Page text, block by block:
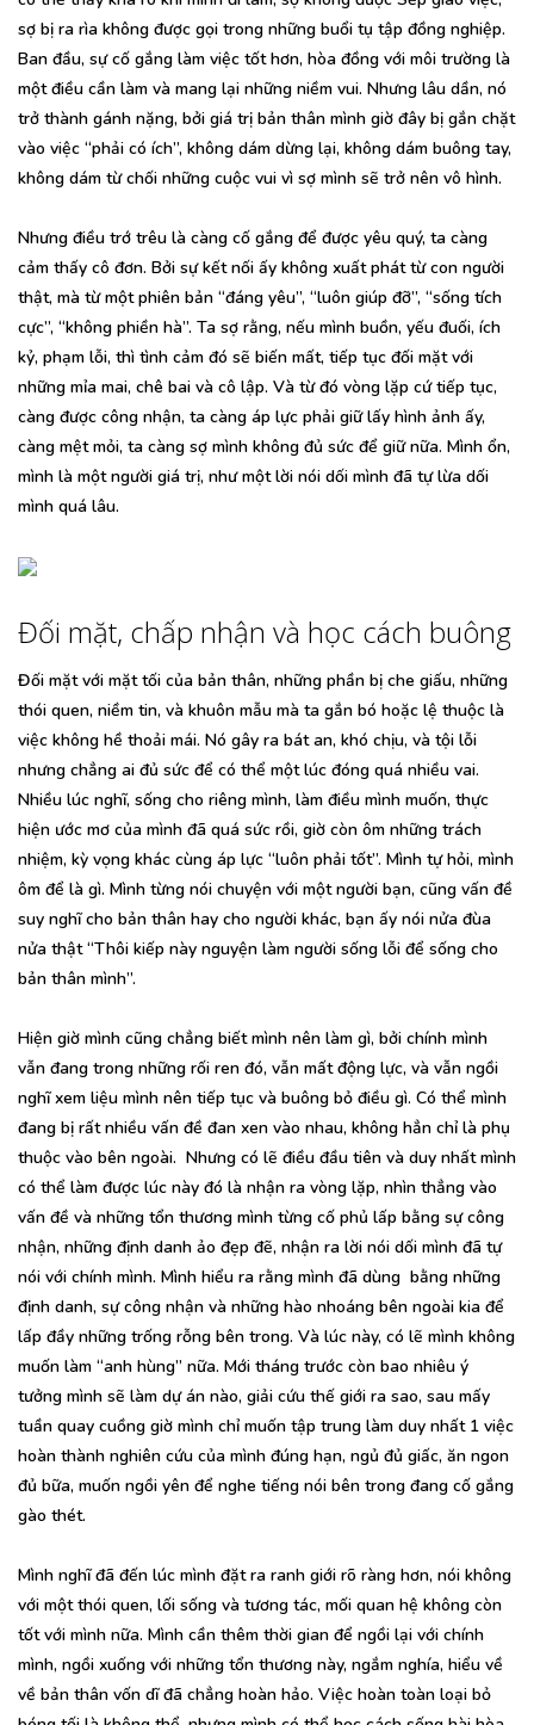
sợ bị ra rìa không được gọi trong những buổi tụ tập đồng nghiệp.
Ban đầu, sự cố gắng làm việc tốt hơn, hòa đồng với môi trường là
một điều cần làm và mang lại những niềm vui. Nhưng lâu dần, nó
trở thành gánh nặng, bởi giá trị bản thân mình giờ đây bị gắn chặt
vào việc “phải có ích”, không dám dừng lại, không dám buông tay,
không dám từ chối những cuộc vui vì sợ mình sẽ trở nên vô hình.
Nhưng điều trớ trêu là càng cố gắng để được yêu quý, ta càng
cảm thấy cô đơn. Bởi sự kết nối ấy không xuất phát từ con người
thật, mà từ một phiên bản “đáng yêu”, “luôn giúp đỡ”, “sống tích
cực”, “không phiền hà”. Ta sợ rằng, nếu mình buồn, yếu đuối, ích
kỷ, phạm lỗi, thì tình cảm đó sẽ biến mất, tiếp tục đối mặt với
những mỉa mai, chê bai và cô lập. Và từ đó vòng lặp cứ tiếp tục,
càng được công nhận, ta càng áp lực phải giữ lấy hình ảnh ấy,
càng mệt mỏi, ta càng sợ mình không đủ sức để giữ nữa. Mình ổn,
mình là một người giá trị, như một lời nói dối mình đã tự lừa dối
mình quá lâu.
Đối mặt, chấp nhận và học cách buông
Đối mặt với mặt tối của bản thân, những phần bị che giấu, những
thói quen, niềm tin, và khuôn mẫu mà ta gắn bó hoặc lệ thuộc là
việc không hề thoải mái. Nó gây ra bát an, khó chịu, và tội lỗi
nhưng chẳng ai đủ sức để có thể một lúc đóng quá nhiều vai.
Nhiều lúc nghĩ, sống cho riêng mình, làm điều mình muốn, thực
hiện ước mơ của mình đã quá sức rồi, giờ còn ôm những trách
nhiệm, kỳ vọng khác cùng áp lực “luôn phải tốt”. Mình tự hỏi, mình
ôm để là gì. Mình từng nói chuyện với một người bạn, cũng vấn đề
suy nghĩ cho bản thân hay cho người khác, bạn ấy nói nửa đùa
nửa thật “Thôi kiếp này nguyện làm người sống lỗi để sống cho
bản thân mình”.
Hiện giờ mình cũng chẳng biết mình nên làm gì, bởi chính mình
vẫn đang trong những rối ren đó, vẫn mất động lực, và vẫn ngồi
nghĩ xem liệu mình nên tiếp tục và buông bỏ điều gì. Có thể mình
đang bị rất nhiều vấn đề đan xen vào nhau, không hẳn chỉ là phụ
thuộc vào bên ngoài. Nhưng có lẽ điều đầu tiên và duy nhất mình
có thể làm được lúc này đó là nhận ra vòng lặp, nhìn thẳng vào
vấn đề và những tổn thương mình từng cố phủ lấp bằng sự công
nhận, những định danh ảo đẹp đẽ, nhận ra lời nói dối mình đã tự
nói với chính mình. Mình hiểu ra rằng mình đã dùng bằng những
định danh, sự công nhận và những hào nhoáng bên ngoài kia để
lấp đầy những trống rỗng bên trong. Và lúc này, có lẽ mình không
muốn làm “anh hùng” nữa. Mới tháng trước còn bao nhiêu ý
tưởng mình sẽ làm dự án nào, giải cứu thế giới ra sao, sau mấy
tuần quay cuồng giờ mình chỉ muốn tập trung làm duy nhất 1 việc
hoàn thành nghiên cứu của mình đúng hạn, ngủ đủ giấc, ăn ngon
đủ bữa, muốn ngồi yên để nghe tiếng nói bên trong đang cố gắng
gào thét.
Mình nghĩ đã đến lúc mình đặt ra ranh giới rõ ràng hơn, nói không
với một thói quen, lối sống và tương tác, mối quan hệ không còn
tốt với mình nữa. Mình cần thêm thời gian để ngồi lại với chính
mình, ngồi xuống với những tổn thương này, ngắm nghía, hiểu về
về bản thân vốn dĩ đã chẳng hoàn hảo. Việc hoàn toàn loại bỏ